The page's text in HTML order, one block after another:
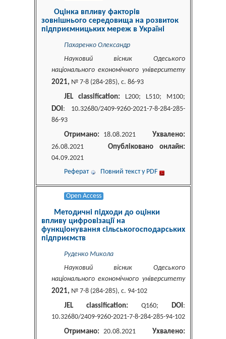
Оцінка впливу факторів
зовнішнього середовища на розвиток
підприємницьких мереж в Україні
Пахаренко Олександр
Науковий вісник Одеського
національного економічного університету
2021, № 7-8 (284-285), c. 86-93
JEL classification: L200; L510; M100;
DOI : 10.32680/2409-9260-2021-7-8-284-285-
86-93
Отримано: 18.08.2021 Ухвалено:
26.08.2021 Опубліковано онлайн:
04.09.2021
Реферат
Повний текст у PDF
Open Access
Методичні підходи до оцінки
впливу цифровізації на
функціонування сільськогосподарських
підприємств
Руденко Микола
Науковий вісник Одеського
національного економічного університету
2021, № 7-8 (284-285), c. 94-102
JEL classification: Q160; DOI :
10.32680/2409-9260-2021-7-8-284-285-94-102
Отримано: 20.08.2021 Ухвалено: